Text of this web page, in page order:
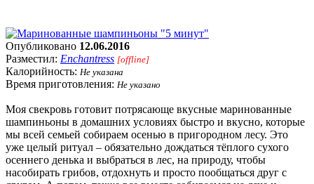
Опубликовано 12.06.2016
Разместил: Enchantress [offline]
Калорийность: Не указана
Время приготовления: Не указано
Моя свекровь готовит потрясающе вкусные маринованные
шампиньоны в домашних условиях быстро и вкусно, которые
мы всей семьей собираем осенью в пригородном лесу. Это
уже целый ритуал – обязательно дождаться тёплого сухого
осеннего денька и выбраться в лес, на природу, чтобы
насобирать грибов, отдохнуть и просто пообщаться друг с